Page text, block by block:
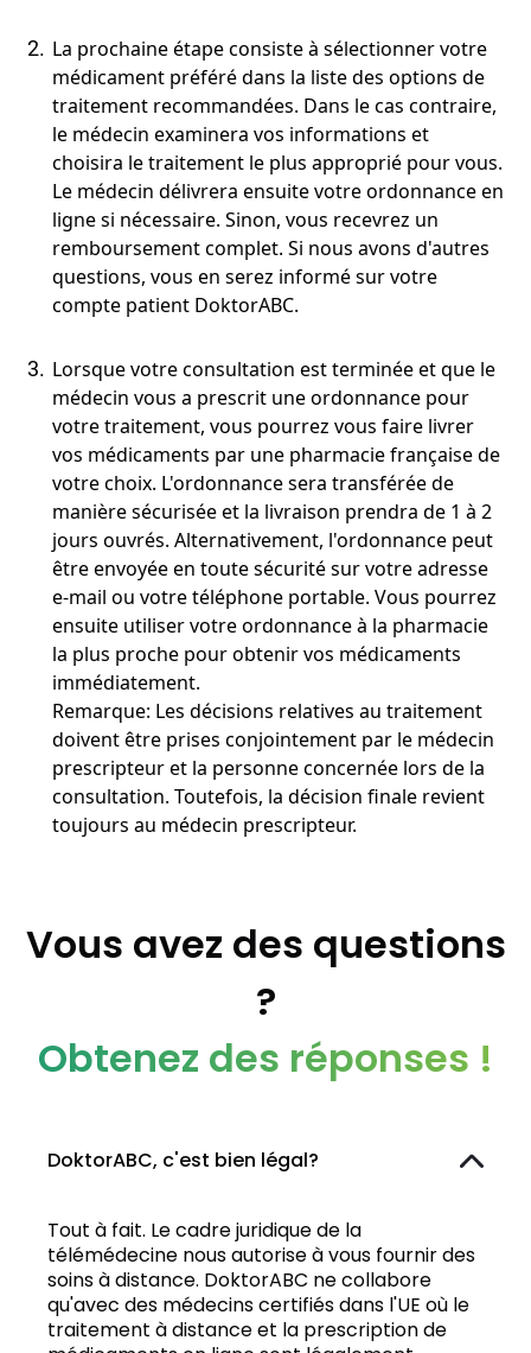
La prochaine étape consiste à sélectionner votre
médicament préféré dans la liste des options de
traitement recommandées. Dans le cas contraire,
le médecin examinera vos informations et
choisira le traitement le plus approprié pour vous.
Le médecin délivrera ensuite votre ordonnance en
ligne si nécessaire. Sinon, vous recevrez un
remboursement complet. Si nous avons d'autres
questions, vous en serez informé sur votre
compte patient DoktorABC.
Lorsque votre consultation est terminée et que le
médecin vous a prescrit une ordonnance pour
votre traitement, vous pourrez vous faire livrer
vos médicaments par une pharmacie française de
votre choix. L'ordonnance sera transférée de
manière sécurisée et la livraison prendra de 1 à 2
jours ouvrés. Alternativement, l'ordonnance peut
être envoyée en toute sécurité sur votre adresse
e-mail ou votre téléphone portable. Vous pourrez
ensuite utiliser votre ordonnance à la pharmacie
la plus proche pour obtenir vos médicaments
immédiatement.
Remarque: Les décisions relatives au traitement
doivent être prises conjointement par le médecin
prescripteur et la personne concernée lors de la
consultation. Toutefois, la décision finale revient
toujours au médecin prescripteur.
Vous avez des questions
?
Obtenez des réponses !
DoktorABC, c'est bien légal?
Tout à fait. Le cadre juridique de la
télémédecine nous autorise à vous fournir des
soins à distance. DoktorABC ne collabore
qu'avec des médecins certifiés dans l'UE où le
traitement à distance et la prescription de